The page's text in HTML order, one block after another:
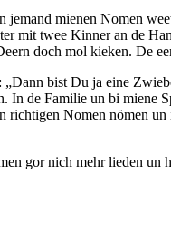
jemand mienen Nomen
mit twee Kinner an de
doch mol kieken. De
Dann bist Du ja eine
In de Familie un bi miene
richtigen Nomen nömen un
gor nich mehr lieden